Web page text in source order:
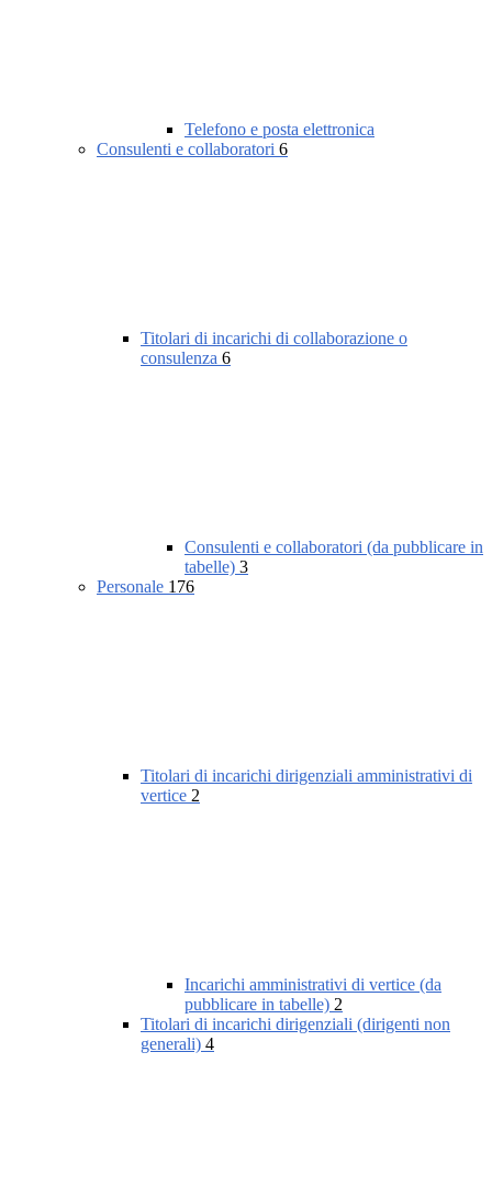
Telefono e posta elettronica
Consulenti e collaboratori 6
Titolari di incarichi di collaborazione o
consulenza 6
Consulenti e collaboratori (da pubblicare in
tabelle) 3
Personale 176
Titolari di incarichi dirigenziali amministrativi di
vertice 2
Incarichi amministrativi di vertice (da
pubblicare in tabelle) 2
Titolari di incarichi dirigenziali (dirigenti non
generali) 4